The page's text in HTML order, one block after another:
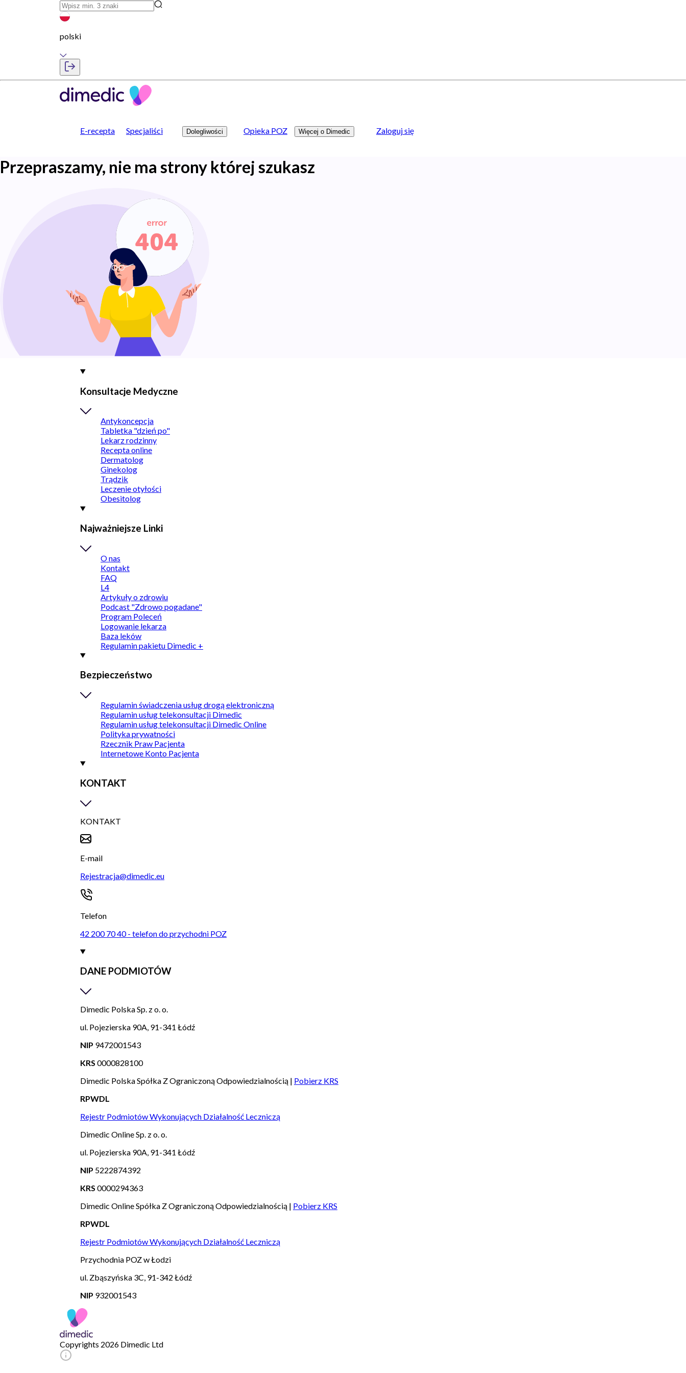
polski
E-recepta Specjaliści Dolegliwości Opieka POZ Więcej o Dimedic Zaloguj się
Przepraszamy, nie ma strony której szukasz
Konsultacje Medyczne
Antykoncepcja
Tabletka "dzień po"
Lekarz rodzinny
Recepta online
Dermatolog
Ginekolog
Trądzik
Leczenie otyłości
Obesitolog
Najważniejsze Linki
O nas
Kontakt
FAQ
L4
Artykuły o zdrowiu
Podcast "Zdrowo pogadane"
Program Poleceń
Logowanie lekarza
Baza leków
Regulamin pakietu Dimedic +
Bezpieczeństwo
Regulamin świadczenia usług drogą elektroniczną
Regulamin usług telekonsultacji Dimedic
Regulamin usług telekonsultacji Dimedic Online
Polityka prywatności
Rzecznik Praw Pacjenta
Internetowe Konto Pacjenta
KONTAKT
KONTAKT
E-mail
Rejestracja@dimedic.eu
Telefon
42 200 70 40 - telefon do przychodni POZ
DANE PODMIOTÓW
Dimedic Polska Sp. z o. o.
ul. Pojezierska 90A, 91-341 Łódź
NIP 9472001543
KRS 0000828100
Dimedic Polska Spółka Z Ograniczoną Odpowiedzialnością | Pobierz KRS
RPWDL
Rejestr Podmiotów Wykonujących Działalność Leczniczą
Dimedic Online Sp. z o. o.
ul. Pojezierska 90A, 91-341 Łódź
NIP 5222874392
KRS 0000294363
Dimedic Online Spółka Z Ograniczoną Odpowiedzialnością | Pobierz KRS
RPWDL
Rejestr Podmiotów Wykonujących Działalność Leczniczą
Przychodnia POZ w Łodzi
ul. Zbąszyńska 3C, 91-342 Łódź
NIP 932001543
Copyrights 2026 Dimedic Ltd